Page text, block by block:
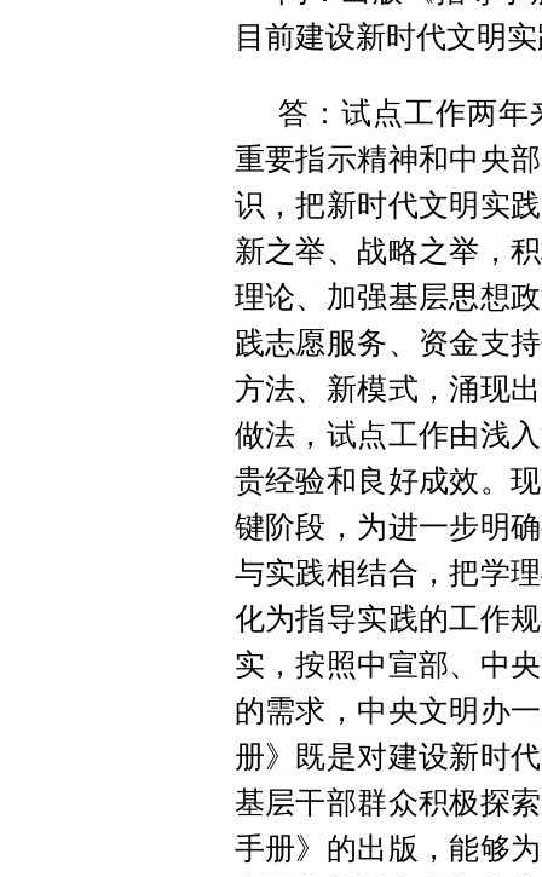
目前建设新时代文明
答：试点工作两
重要指示精神和中央
识，把新时代文明实
新之举、战略之举，
理论、加强基层思想
践志愿服务、资金支
方法、新模式，涌现
做法，试点工作由浅
贵经验和良好成效。
键阶段，为进一步明
与实践相结合，把学
化为指导实践的工作
实，按照中宣部、中
的需求，中央文明办
册》既是对建设新时
基层干部群众积极探
手册》的出版，能够